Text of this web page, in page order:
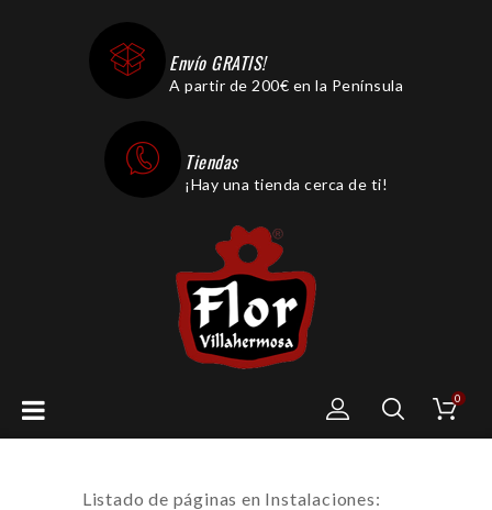
Envío GRATIS!
A partir de 200€ en la Península
Tiendas
¡Hay una tienda cerca de ti!
0
Listado de páginas en Instalaciones: